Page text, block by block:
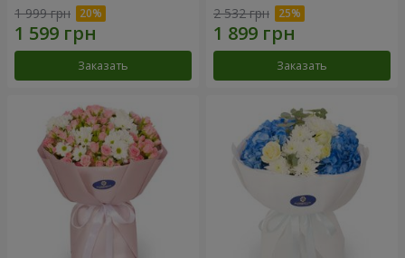
1 999 грн
Заказать
2 532 грн
Заказать